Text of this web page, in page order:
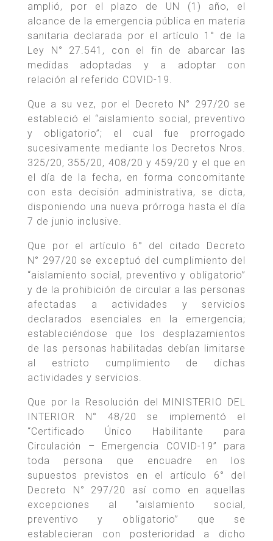
amplió, por el plazo de UN (1) año, el
alcance de la emergencia pública en materia
sanitaria declarada por el artículo 1° de la
Ley N° 27.541, con el fin de abarcar las
medidas adoptadas y a adoptar con
relación al referido COVID-19.
Que a su vez, por el Decreto N° 297/20 se
estableció el “aislamiento social, preventivo
y obligatorio”; el cual fue prorrogado
sucesivamente mediante los Decretos Nros.
325/20, 355/20, 408/20 y 459/20 y el que en
el día de la fecha, en forma concomitante
con esta decisión administrativa, se dicta,
disponiendo una nueva prórroga hasta el día
7 de junio inclusive.
Que por el artículo 6° del citado Decreto
N° 297/20 se exceptuó del cumplimiento del
“aislamiento social, preventivo y obligatorio”
y de la prohibición de circular a las personas
afectadas a actividades y servicios
declarados esenciales en la emergencia;
estableciéndose que los desplazamientos
de las personas habilitadas debían limitarse
al estricto cumplimiento de dichas
actividades y servicios.
Que por la Resolución del MINISTERIO DEL
INTERIOR N° 48/20 se implementó el
“Certificado Único Habilitante para
Circulación – Emergencia COVID-19” para
toda persona que encuadre en los
supuestos previstos en el artículo 6° del
Decreto N° 297/20 así como en aquellas
excepciones al “aislamiento social,
preventivo y obligatorio” que se
establecieran con posterioridad a dicho